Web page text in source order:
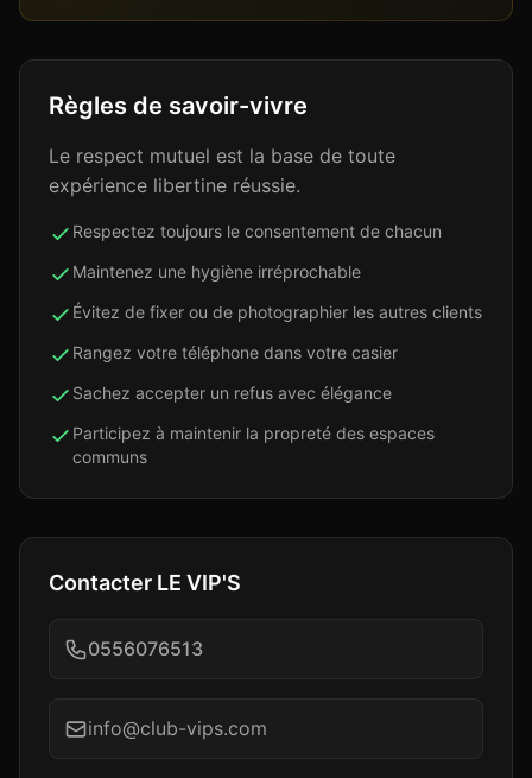
Règles de savoir-vivre
Le respect mutuel est la base de toute
expérience libertine réussie.
Respectez toujours le consentement de chacun
Maintenez une hygiène irréprochable
Évitez de fixer ou de photographier les autres clients
Rangez votre téléphone dans votre casier
Sachez accepter un refus avec élégance
Participez à maintenir la propreté des espaces
communs
Contacter LE VIP'S
0556076513
info@club-vips.com